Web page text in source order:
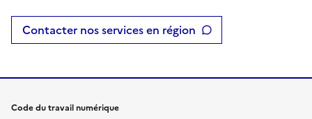
Contacter nos services en région
Code du travail numérique